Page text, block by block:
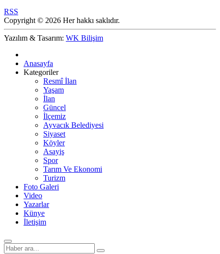
RSS
Copyright © 2026 Her hakkı saklıdır.
Yazılım & Tasarım: WK Bilişim
Anasayfa
Kategoriler
Resmî İlan
Yaşam
İlan
Güncel
İlçemiz
Ayvacık Belediyesi
Siyaset
Köyler
Asayiş
Spor
Tarım Ve Ekonomi
Turizm
Foto Galeri
Video
Yazarlar
Künye
İletişim